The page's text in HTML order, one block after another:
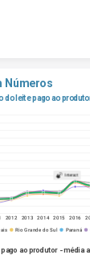
Números
do leite pago ao
Interact
2012 2013 2014 2015 2016
Rio Grande do Sul Paraná
ao produtor - média